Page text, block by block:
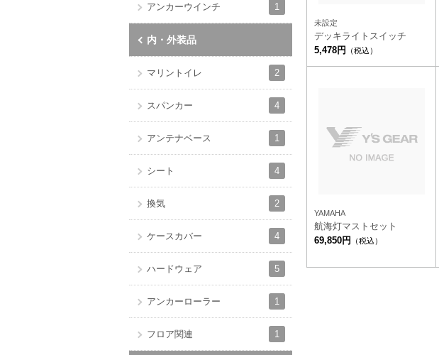
未設定
デッキライトスイッチ
5,478円
（税込）
YAMAHA
航海灯マストセット
69,850円
（税込）
アンカーウインチ 1
内・外装品
マリントイレ 2
スパンカー 4
アンテナベース 1
シート 4
換気 2
ケースカバー 4
ハードウェア 5
アンカーローラー 1
フロア関連 1